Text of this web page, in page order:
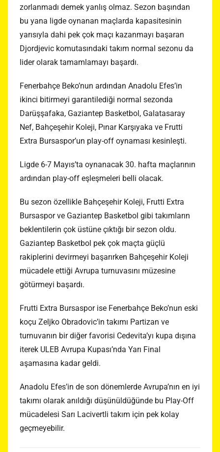
zorlanmadı demek yanlış olmaz. Sezon başından
bu yana ligde oynanan maçlarda kapasitesinin
yarısıyla dahi pek çok maçı kazanmayı başaran
Djordjevic komutasındaki takım normal sezonu da
lider olarak tamamlamayı başardı.
Fenerbahçe Beko’nun ardından Anadolu Efes’in
ikinci bitirmeyi garantilediği normal sezonda
Darüşşafaka, Gaziantep Basketbol, Galatasaray
Nef, Bahçeşehir Koleji, Pınar Karşıyaka ve Frutti
Extra Bursaspor’un play-off oynaması kesinleşti.
Ligde 6-7 Mayıs’ta oynanacak 30. hafta maçlarının
ardından play-off eşleşmeleri belli olacak.
Bu sezon özellikle Bahçeşehir Koleji, Frutti Extra
Bursaspor ve Gaziantep Basketbol gibi takımların
beklentilerin çok üstüne çıktığı bir sezon oldu.
Gaziantep Basketbol pek çok maçta güçlü
rakiplerini devirmeyi başarırken Bahçeşehir Koleji
mücadele ettiği Avrupa turnuvasını müzesine
götürmeyi başardı.
Frutti Extra Bursaspor ise Fenerbahçe Beko’nun eski
koçu Zeljko Obradovic’in takımı Partizan ve
turnuvanın bir diğer favorisi Cedevita’yı kupa dışına
iterek ULEB Avrupa Kupası’nda Yarı Final
aşamasına kadar geldi.
Anadolu Efes’in de son dönemlerde Avrupa’nın en iyi
takımı olarak anıldığı düşünüldüğünde bu Play-Off
mücadelesi Sarı Lacivertli takım için pek kolay
geçmeyebilir.